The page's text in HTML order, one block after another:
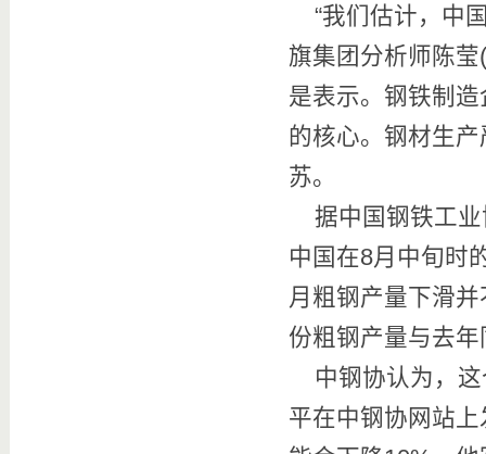
“我们估计，中
旗集团分析师陈
是表示。钢铁制
的核心。钢材生
苏。
据中国钢铁工业
中国在8月中旬时
月粗钢产量下滑
份粗钢产量与去
中钢协认为，这
平在中钢协网站